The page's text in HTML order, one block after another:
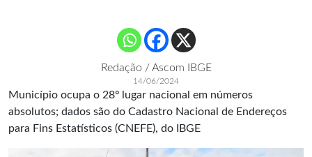
Redação / Ascom IBGE
14/06/2024
Município ocupa o 28º lugar nacional em números
absolutos; dados são do Cadastro Nacional de Endereços
para Fins Estatísticos (CNEFE), do IBGE